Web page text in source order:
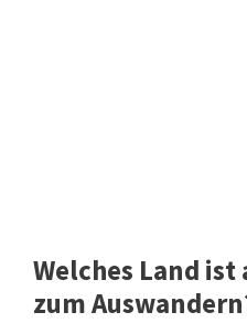
Welches Land
zum